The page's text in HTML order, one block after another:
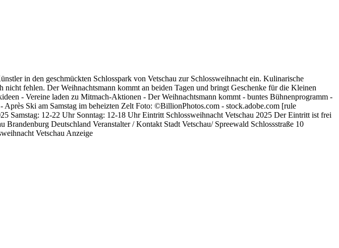
in den geschmückten Schlosspark von Vetschau zur Schlossweihnacht ein. Kulinarische
fehlen. Der Weihnachtsmann kommt an beiden Tagen und bringt Geschenke für die Kleinen
- Vereine laden zu Mitmach-Aktionen - Der Weihnachtsmann kommt - buntes Bühnenprogramm -
Ski am Samstag im beheizten Zelt Foto: ©BillionPhotos.com - stock.adobe.com [rule
12-22 Uhr Sonntag: 12-18 Uhr Eintritt Schlossweihnacht Vetschau 2025 Der Eintritt ist frei
Brandenburg Deutschland Veranstalter / Kontakt Stadt Vetschau/ Spreewald Schlossstraße 10
Vetschau Anzeige